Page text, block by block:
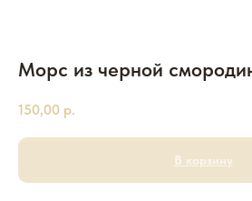
Морс из черной
150,00 р.
В корзину